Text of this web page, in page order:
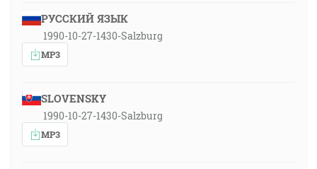
РУССКИЙ ЯЗЫК
1990-10-27-1430-Salzburg
MP3
SLOVENSKY
1990-10-27-1430-Salzburg
MP3